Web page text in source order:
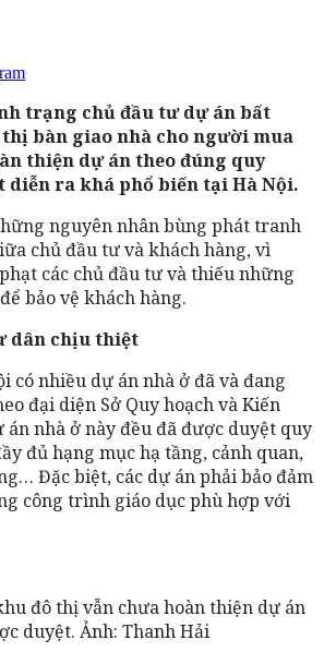
trạng chủ đầu tư dự án bất
bàn giao nhà cho người mua
thiện dự án theo đúng quy
diễn ra khá phổ biến tại Hà Nội.
nguyên nhân bùng phát tranh
chủ đầu tư và khách hàng, vì
các chủ đầu tư và thiếu những
bảo vệ khách hàng.
dân chịu thiệt
có nhiều dự án nhà ở đã và đang
đại diện Sở Quy hoạch và Kiến
án nhà ở này đều đã được duyệt quy
đủ hạng mục hạ tầng, cảnh quan,
Đặc biệt, các dự án phải bảo đảm
công trình giáo dục phù hợp với
đô thị vẫn chưa hoàn thiện dự án
duyệt. Ảnh: Thanh Hải